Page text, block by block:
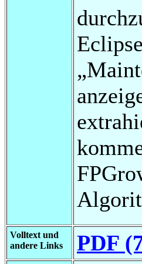
Volltext und
andere Links
PDF